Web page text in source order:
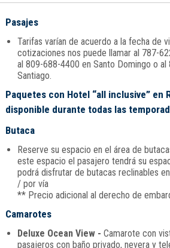
Pasajes
Tarifas varían de acuerdo a la fecha de
cotizaciones nos puede llamar al 787-
al 809-688-4400 en Santo Domingo o
Santiago.
Paquetes con Hotel “all inclusive” en
disponible durante todas las
Butaca
Reserve su espacio en el área de
este espacio el pasajero tendrá su
podrá disfrutar de butacas reclinables
/ por vía
** Precio adicional al derecho de
Camarotes
Deluxe Ocean View - Camarote con
pasajeros con baño privado, nevera y